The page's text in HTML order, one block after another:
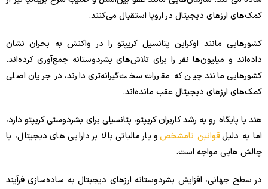
کمک‌های ارزهای دیجیتال در اروپا استقبال می‌کنند.
کشورهایی مانند اوکراین پتانسیل کریپتو را در واکنش به بحران نشان
داده‌اند و میلیون‌ها نفر را برای تلاش‌های بشردوستانه جمع‌آوری کرده‌اند.
کشورهایی مانند چین که مقررات سخت‌گیرانه‌تری دارند، در جریان اصلی
کمک‌های ارزهای دیجیتال عقب مانده‌اند.
هند با پایگاه رو به رشد کاربران کریپتو، پتانسیلی برای بشردوستی کریپتو دارد،
اما به دلیلقوانین نامشخصو بار مالیاتی بالا بر دارایی های دیجیتال، با
چالش هایی مواجه است.
در سطح جهانی، افزایش بشردوستانه ارزهای دیجیتال به ساده‌سازی فرآیند